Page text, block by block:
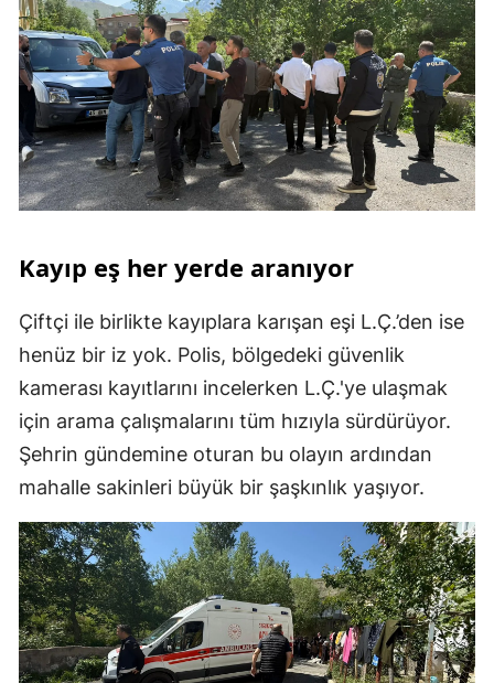
Kayıp eş her yerde aranıyor
Çiftçi ile birlikte kayıplara karışan eşi L.Ç.’den ise
henüz bir iz yok. Polis, bölgedeki güvenlik
kamerası kayıtlarını incelerken L.Ç.'ye ulaşmak
için arama çalışmalarını tüm hızıyla sürdürüyor.
Şehrin gündemine oturan bu olayın ardından
mahalle sakinleri büyük bir şaşkınlık yaşıyor.